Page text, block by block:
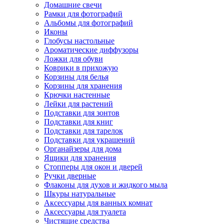
Домашние свечи
Рамки для фотографий
Альбомы для фотографий
Иконы
Глобусы настольные
Ароматические диффузоры
Ложки для обуви
Коврики в прихожую
Корзины для белья
Корзины для хранения
Крючки настенные
Лейки для растений
Подставки для зонтов
Подставки для книг
Подставки для тарелок
Подставки для украшений
Органайзеры для дома
Ящики для хранения
Стопперы для окон и дверей
Ручки дверные
Флаконы для духов и жидкого мыла
Шкуры натуральные
Аксессуары для ванных комнат
Аксессуары для туалета
Чистящие средства